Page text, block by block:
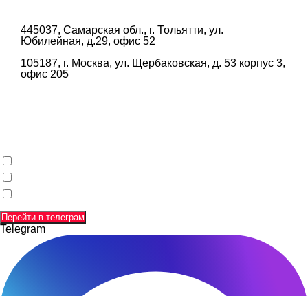
445037, Самарская обл., г. Тольятти, ул.
Юбилейная, д.29, офис 52
105187, г. Москва, ул. Щербаковская, д. 53 корпус 3,
офис 205
Перейти в телеграм
Telegram